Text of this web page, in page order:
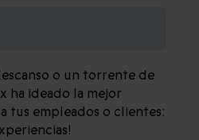
o un torrente de
ha ideado la mejor
tus empleados o clientes: